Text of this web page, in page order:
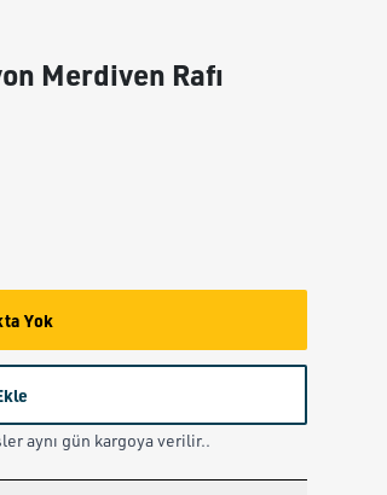
Merdiven Rafı
Yok
aynı gün kargoya verilir..